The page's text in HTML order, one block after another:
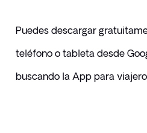
Puedes descargar
teléfono o tableta desde
buscando la App para